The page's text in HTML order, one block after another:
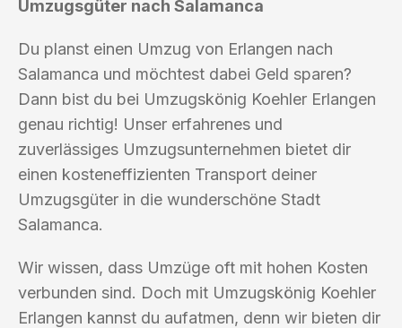
Umzugsgüter nach Salamanca
Du planst einen Umzug von Erlangen nach
Salamanca und möchtest dabei Geld sparen?
Dann bist du bei Umzugskönig Koehler Erlangen
genau richtig! Unser erfahrenes und
zuverlässiges Umzugsunternehmen bietet dir
einen kosteneffizienten Transport deiner
Umzugsgüter in die wunderschöne Stadt
Salamanca.
Wir wissen, dass Umzüge oft mit hohen Kosten
verbunden sind. Doch mit Umzugskönig Koehler
Erlangen kannst du aufatmen, denn wir bieten dir